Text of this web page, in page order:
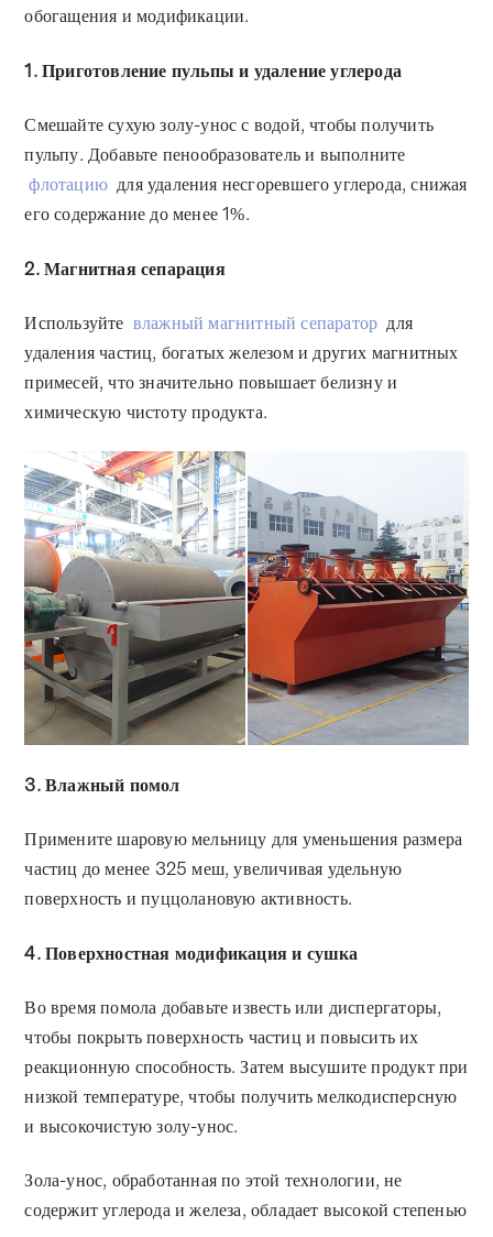
обогащения и модификации.
1. Приготовление пульпы и удаление углерода
Смешайте сухую золу-унос с водой, чтобы получить
пульпу. Добавьте пенообразователь и выполните
флотацию для удаления несгоревшего углерода, снижая
его содержание до менее 1%.
2. Магнитная сепарация
Используйте влажный магнитный сепаратор для
удаления частиц, богатых железом и других магнитных
примесей, что значительно повышает белизну и
химическую чистоту продукта.
3. Влажный помол
Примените шаровую мельницу для уменьшения размера
частиц до менее 325 меш, увеличивая удельную
поверхность и пуццолановую активность.
4. Поверхностная модификация и сушка
Во время помола добавьте известь или диспергаторы,
чтобы покрыть поверхность частиц и повысить их
реакционную способность. Затем высушите продукт при
низкой температуре, чтобы получить мелкодисперсную
и высокочистую золу-унос.
Зола-унос, обработанная по этой технологии, не
содержит углерода и железа, обладает высокой степенью